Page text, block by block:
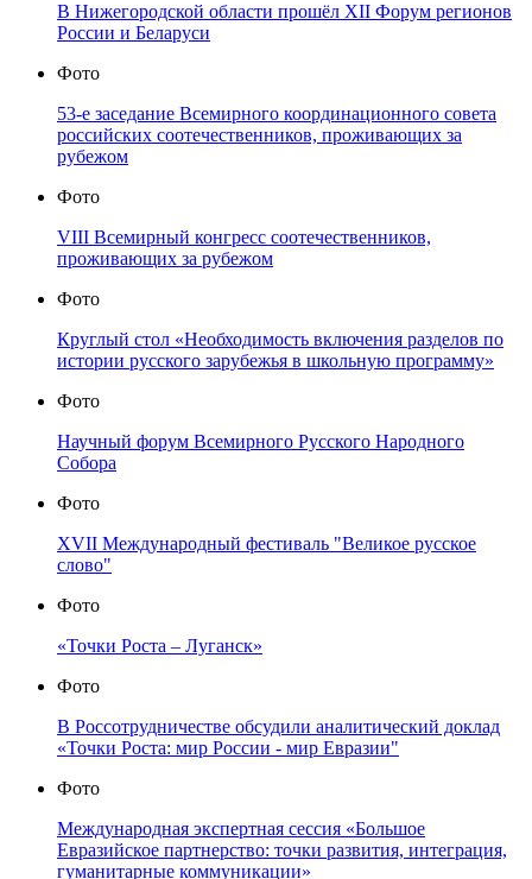
В Нижегородской области прошёл XII Форум регионов
России и Беларуси
Фото
53-е заседание Всемирного координационного совета
российских соотечественников, проживающих за
рубежом
Фото
VIII Всемирный конгресс соотечественников,
проживающих за рубежом
Фото
Круглый стол «Необходимость включения разделов по
истории русского зарубежья в школьную программу»
Фото
Научный форум Всемирного Русского Народного
Собора
Фото
XVII Международный фестиваль "Великое русское
слово"
Фото
«Точки Роста – Луганск»
Фото
В Россотрудничестве обсудили аналитический доклад
«Точки Роста: мир России - мир Евразии"
Фото
Международная экспертная сессия «Большое
Евразийское партнерство: точки развития, интеграция,
гуманитарные коммуникации»